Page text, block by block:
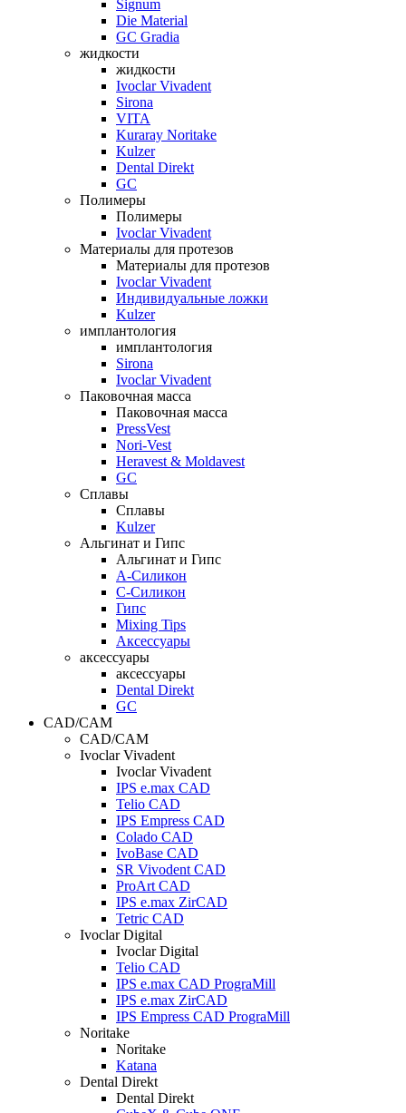
Signum
Die Material
GC Gradia
жидкости
жидкости
Ivoclar Vivadent
Sirona
VITA
Kuraray Noritake
Kulzer
Dental Direkt
GC
Полимеры
Полимеры
Ivoclar Vivadent
Материалы для протезов
Материалы для протезов
Ivoclar Vivadent
Индивидуальные ложки
Kulzer
имплантология
имплантология
Sirona
Ivoclar Vivadent
Паковочная масса
Паковочная масса
PressVest
Nori-Vest
Heravest & Moldavest
GC
Сплавы
Сплавы
Kulzer
Альгинат и Гипс
Альгинат и Гипс
A-Силикон
C-Силикон
Гипс
Mixing Tips
Аксессуары
аксессуары
аксессуары
Dental Direkt
GC
CAD/CAM
CAD/CAM
Ivoclar Vivadent
Ivoclar Vivadent
IPS e.max CAD
Telio CAD
IPS Empress CAD
Colado CAD
IvoBase CAD
SR Vivodent CAD
ProArt CAD
IPS e.max ZirCAD
Tetric CAD
Ivoclar Digital
Ivoclar Digital
Telio CAD
IPS e.max CAD PrograMill
IPS e.max ZirCAD
IPS Empress CAD PrograMill
Noritake
Noritake
Katana
Dental Direkt
Dental Direkt